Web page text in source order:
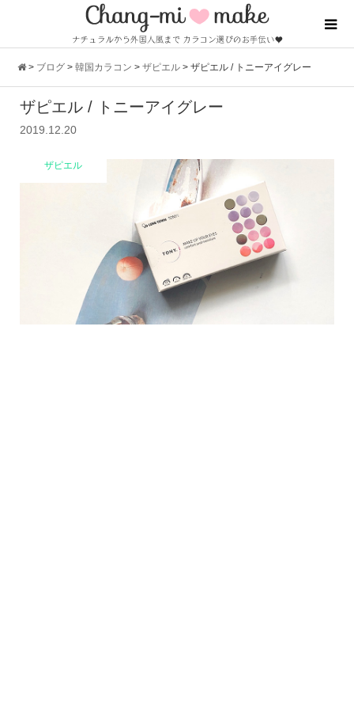
> ブログ >韓国カラコン >ザピエル >ザピエル / トニーアイグレー
ザピエル / トニーアイグレー
2019.12.20
ザピエル